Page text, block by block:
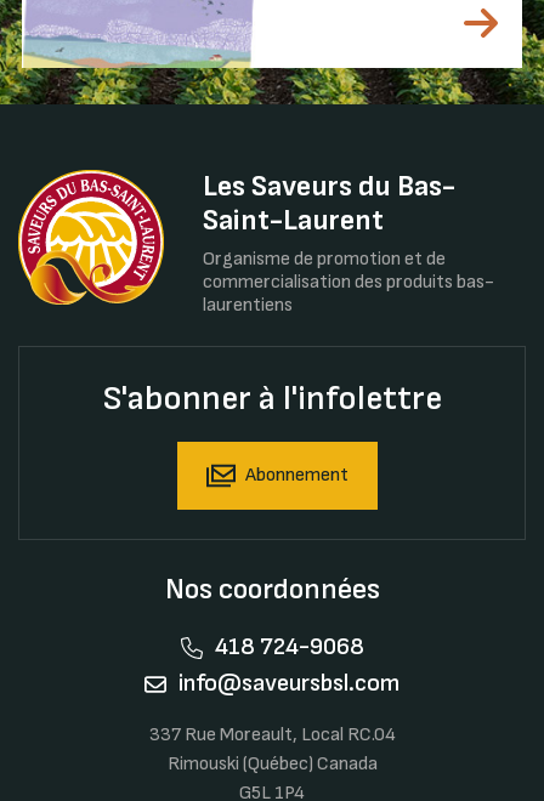
Les Saveurs du Bas-
Saint-Laurent
Organisme de promotion et de
commercialisation des produits bas-
laurentiens
S'abonner à l'infolettre
Abonnement
Nos coordonnées
418 724-9068
info@saveursbsl.com
337 Rue Moreault, Local RC.04
Rimouski (Québec) Canada
G5L 1P4